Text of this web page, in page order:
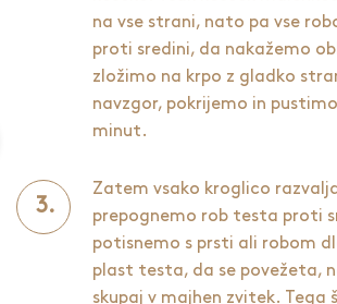
na vse strani, nato pa vse
proti sredini, da nakažemo
zložimo na krpo z gladko
navzgor, pokrijemo in
minut.
Zatem vsako kroglico
prepognemo rob testa proti
potisnemo s prsti ali robom
plast testa, da se povežeta,
skupaj v majhen zvitek. Tega